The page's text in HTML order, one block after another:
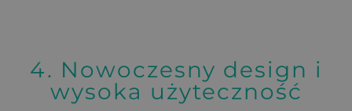
4. Nowoczesny design i
wysoka użyteczność